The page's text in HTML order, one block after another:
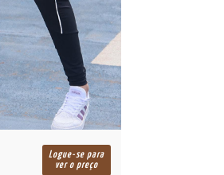
Logue-se para
ver o preço